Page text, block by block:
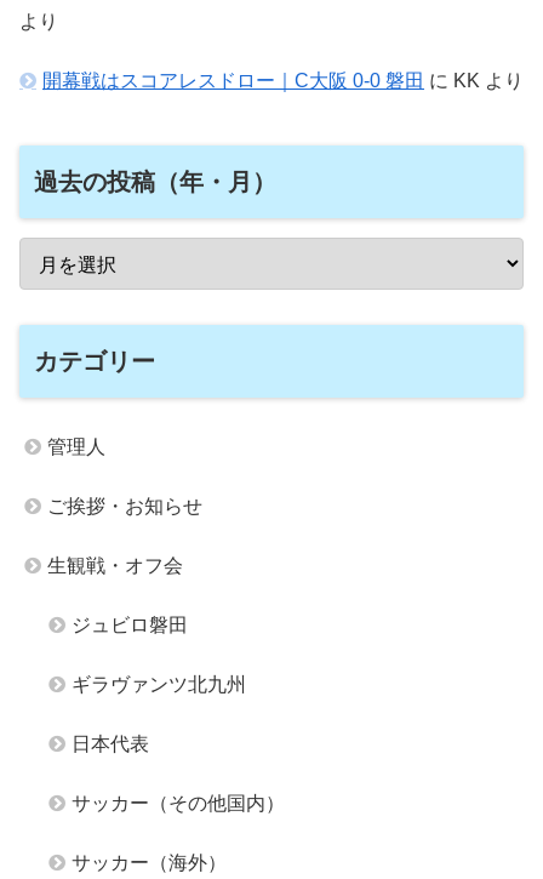
より
開幕戦はスコアレスドロー｜C大阪 0-0 磐田 に KK より
過去の投稿（年・月）
カテゴリー
管理人
ご挨拶・お知らせ
生観戦・オフ会
ジュビロ磐田
ギラヴァンツ北九州
日本代表
サッカー（その他国内）
サッカー（海外）